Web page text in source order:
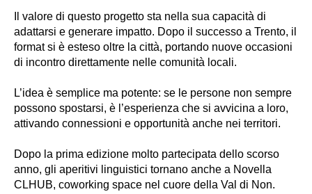
Il valore di questo progetto sta nella sua capacità di
adattarsi e generare impatto. Dopo il successo a Trento, il
format si è esteso oltre la città, portando nuove occasioni
di incontro direttamente nelle comunità locali.
L’idea è semplice ma potente: se le persone non sempre
possono spostarsi, è l’esperienza che si avvicina a loro,
attivando connessioni e opportunità anche nei territori.
Dopo la prima edizione molto partecipata dello scorso
anno, gli aperitivi linguistici tornano anche a Novella
CLHUB, coworking space nel cuore della Val di Non.